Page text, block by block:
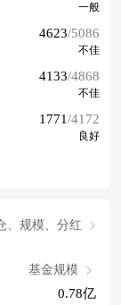
一般
4623/5086
不佳
4133/4868
不佳
1771/4172
良好
、规模、分红
基金规模
0.78亿